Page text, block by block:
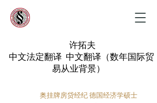
许拓夫
中文法定翻译 中文翻译（数年国际贸
易从业背景）
奥挂牌房贷经纪 德国经济学硕士